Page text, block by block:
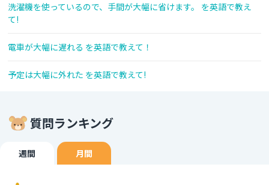
洗濯機を使っているので、手間が大幅に省けます。 を英語で教え
て!
電車が大幅に遅れる を英語で教えて！
予定は大幅に外れた を英語で教えて!
質問ランキング
週間 月間